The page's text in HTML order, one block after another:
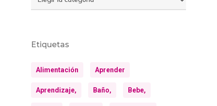
Etiquetas
Alimentación Aprender
Aprendizaje, Baño, Bebe,